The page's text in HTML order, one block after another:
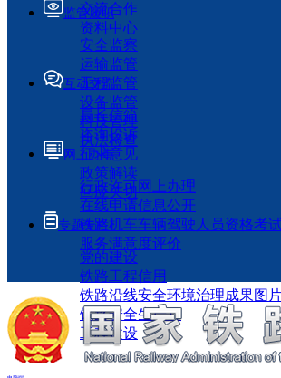
交流合作
资料中心
监管履职
安全监察
运输监管
工程监管
设备监管
科技管理
执法检查
互动交流
局长信箱
咨询投诉
征求意见
政策解读
回应关切
网上办事
行政许可网上办理
在线申请信息公开
铁路机车车辆驾驶人员资格考试
服务满意度评价
专题专栏
党的建设
铁路工程信用
铁路沿线安全环境治理成果图
铁路安全生产月
工程建设